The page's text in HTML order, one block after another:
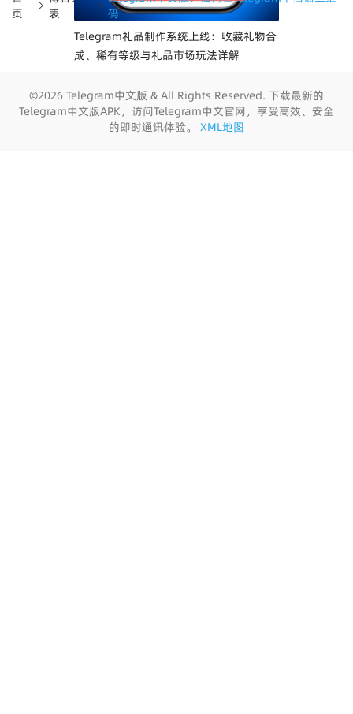
Telegram礼品制作系统上线：收藏礼物合
成、稀有等级与礼品市场玩法详解
页
表
码
©2026 Telegram中文版 & All Rights Reserved. 下载最新的
Telegram中文版APK，访问Telegram中文官网，享受高效、安全
的即时通讯体验。 XML地图